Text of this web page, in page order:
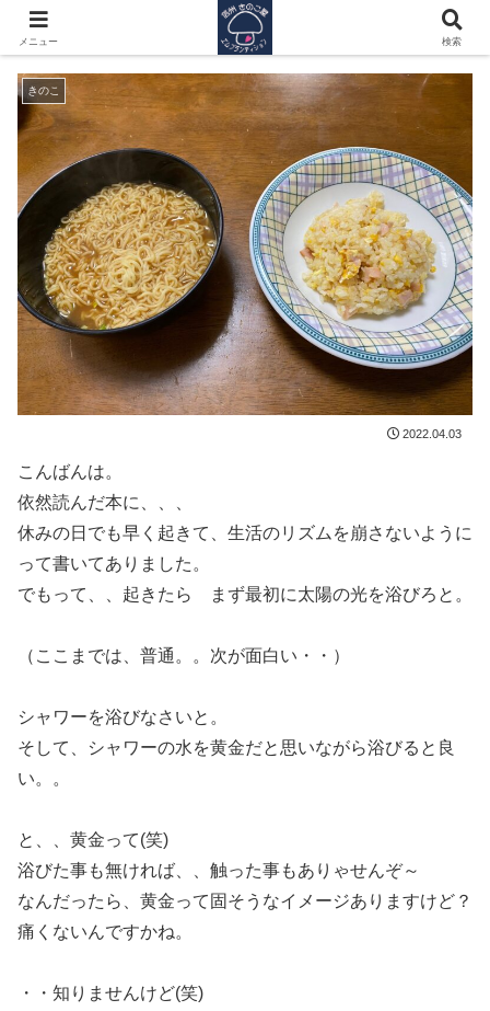
日曜だからこそ、有意義に
きのこ
2022.04.03
こんばんは。
依然読んだ本に、、、
休みの日でも早く起きて、生活のリズムを崩さないように
って書いてありました。
でもって、、起きたら まず最初に太陽の光を浴びろと。
（ここまでは、普通。。次が面白い・・）
シャワーを浴びなさいと。
そして、シャワーの水を黄金だと思いながら浴びると良
い。。
と、、黄金って(笑)
浴びた事も無ければ、、触った事もありゃせんぞ～
なんだったら、黄金って固そうなイメージありますけど？
痛くないんですかね。
・・知りませんけど(笑)
メニュー 検索